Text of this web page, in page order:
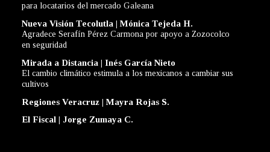
para locatarios del mercado Galeana
Nueva Visión Tecolutla | Mónica Tejeda H.
Agradece Serafín Pérez Carmona por apoyo a Zozocolco
en seguridad
Mirada a Distancia | Inés García Nieto
El cambio climático estimula a los mexicanos a cambiar sus
cultivos
Regiones Veracruz | Mayra Rojas S.
El Fiscal | Jorge Zumaya C.